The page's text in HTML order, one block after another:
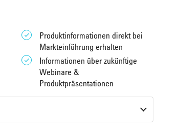
Produktinformationen direkt bei
Markteinführung erhalten
Informationen über zukünftige
Webinare &
Produktpräsentationen